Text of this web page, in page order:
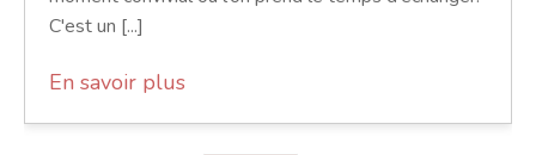
C'est un [...]
En savoir plus